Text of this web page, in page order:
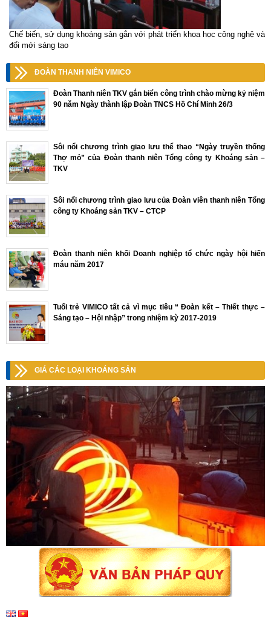
Chế biến, sử dụng khoáng sản gắn với phát triển khoa học công nghệ và
đổi mới sáng tạo
ĐOÀN THANH NIÊN VIMICO
Đoàn Thanh niên TKV gắn biển công trình chào mừng kỷ niệm
90 năm Ngày thành lập Đoàn TNCS Hồ Chí Minh 26/3
Sôi nổi chương trình giao lưu thể thao “Ngày truyền thống
Thợ mỏ” của Đoàn thanh niên Tổng công ty Khoáng sản –
TKV
Sôi nổi chương trình giao lưu của Đoàn viên thanh niên Tổng
công ty Khoáng sản TKV – CTCP
Đoàn thanh niên khối Doanh nghiệp tổ chức ngày hội hiến
máu năm 2017
Tuổi trẻ VIMICO tất cả vì mục tiêu “ Đoàn kết – Thiết thực –
Sáng tạo – Hội nhập” trong nhiệm kỳ 2017-2019
GIÁ CÁC LOẠI KHOÁNG SẢN